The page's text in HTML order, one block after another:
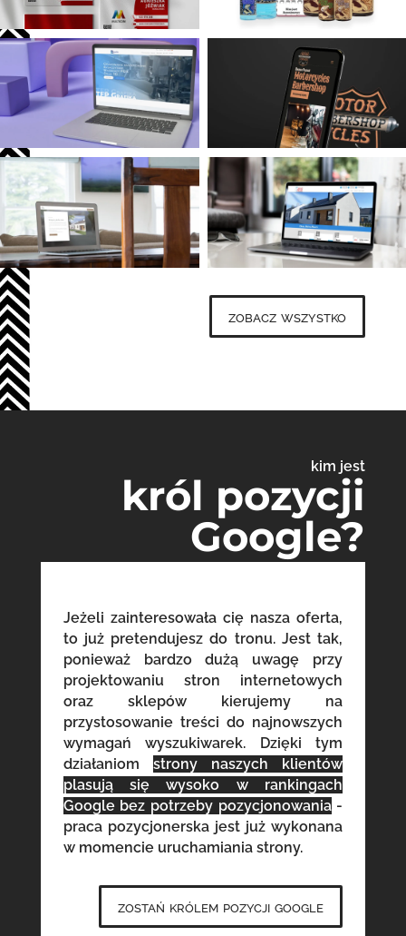
zobacz wszystko
kim jest
król pozycji
Google?
Jeżeli zainteresowała cię nasza oferta,
to już pretendujesz do tronu. Jest tak,
ponieważ bardzo dużą uwagę przy
projektowaniu stron internetowych
oraz sklepów kierujemy na
przystosowanie treści do najnowszych
wymagań wyszukiwarek. Dzięki tym
działaniom strony naszych klientów
plasują się wysoko w rankingach
Google bez potrzeby pozycjonowania-
praca pozycjonerska jest już wykonana
w momencie uruchamiania strony.
zostań królem pozycji google